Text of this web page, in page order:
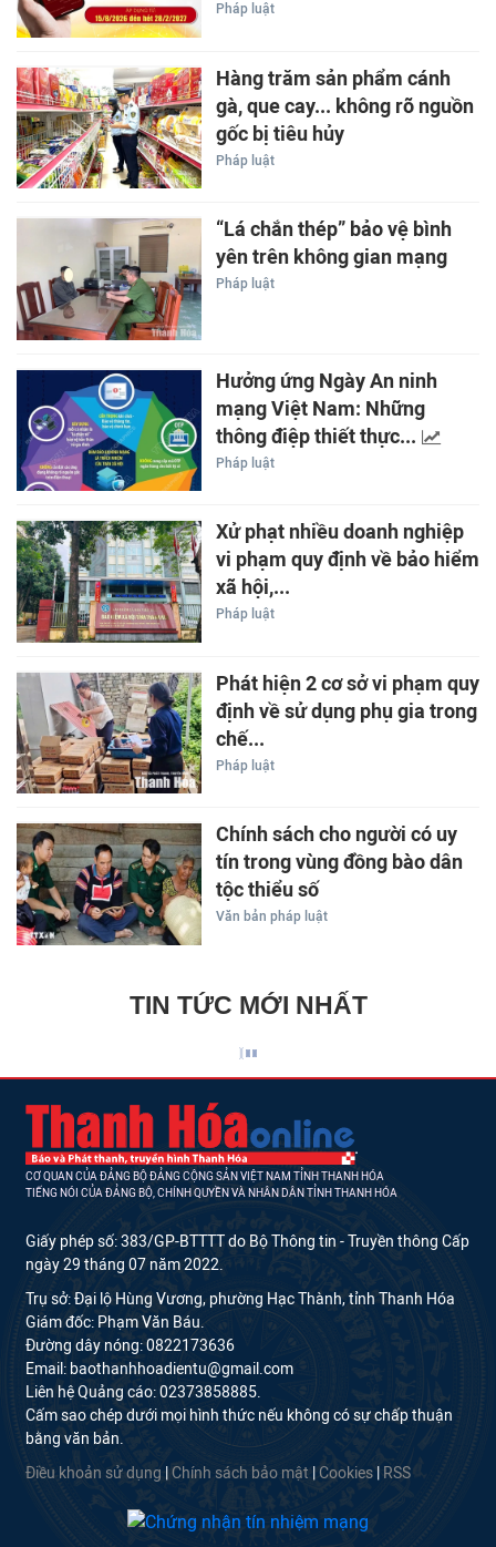
Pháp luật
Hàng trăm sản phẩm cánh
gà, que cay... không rõ nguồn
gốc bị tiêu hủy
Pháp luật
“Lá chắn thép” bảo vệ bình
yên trên không gian mạng
Pháp luật
Hưởng ứng Ngày An ninh
mạng Việt Nam: Những
thông điệp thiết thực...
Pháp luật
Xử phạt nhiều doanh nghiệp
vi phạm quy định về bảo hiểm
xã hội,...
Pháp luật
Phát hiện 2 cơ sở vi phạm quy
định về sử dụng phụ gia trong
chế...
Pháp luật
Chính sách cho người có uy
tín trong vùng đồng bào dân
tộc thiểu số
Văn bản pháp luật
TIN TỨC MỚI NHẤT
CƠ QUAN CỦA ĐẢNG BỘ ĐẢNG CỘNG SẢN VIỆT NAM TỈNH THANH HÓA
TIẾNG NÓI CỦA ĐẢNG BỘ, CHÍNH QUYỀN VÀ NHÂN DÂN TỈNH THANH HÓA
Giấy phép số: 383/GP-BTTTT do Bộ Thông tin - Truyền thông Cấp
ngày 29 tháng 07 năm 2022.
Trụ sở: Đại lộ Hùng Vương, phường Hạc Thành, tỉnh Thanh Hóa
Giám đốc: Phạm Văn Báu.
Đường dây nóng: 0822173636
Email: baothanhhoadientu@gmail.com
Liên hệ Quảng cáo: 02373858885.
Cấm sao chép dưới mọi hình thức nếu không có sự chấp thuận
bằng văn bản.
Điều khoản sử dụng Chính sách bảo mật Cookies RSS